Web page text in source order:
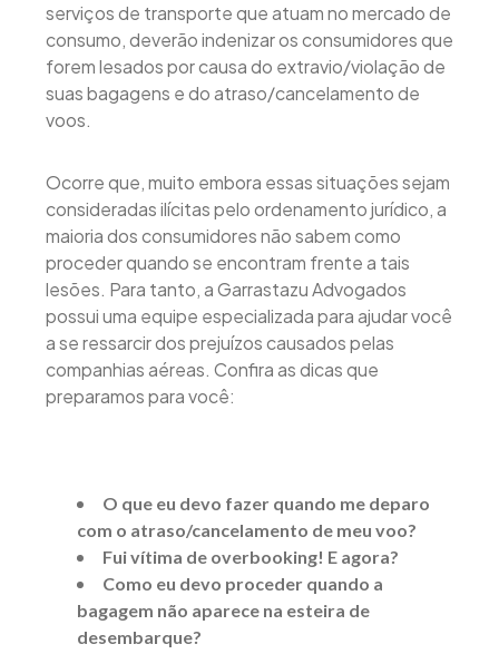
serviços de transporte que atuam no mercado de
consumo, deverão indenizar os consumidores que
forem lesados por causa do extravio/violação de
suas bagagens e do atraso/cancelamento de
voos.
Ocorre que, muito embora essas situações sejam
consideradas ilícitas pelo ordenamento jurídico, a
maioria dos consumidores não sabem como
proceder quando se encontram frente a tais
lesões. Para tanto, a Garrastazu Advogados
possui uma equipe especializada para ajudar você
a se ressarcir dos prejuízos causados pelas
companhias aéreas. Confira as dicas que
preparamos para você:
O que eu devo fazer quando me deparo
com o atraso/cancelamento de meu voo?
Fui vítima de overbooking! E agora?
Como eu devo proceder quando a
bagagem não aparece na esteira de
desembarque?